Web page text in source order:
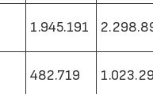
1.945.191
482.719